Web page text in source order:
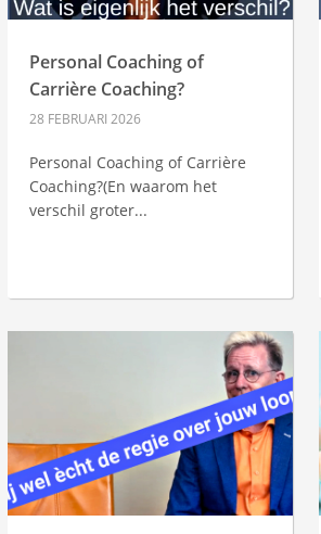
Personal Coaching of
Carrière Coaching?
28 FEBRUARI 2026
Personal Coaching of Carrière
Coaching?(En waarom het
verschil groter...